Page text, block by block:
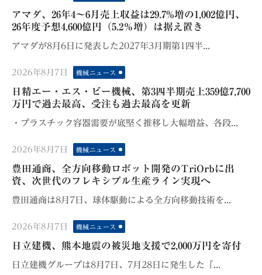
アマダ、26年4〜6月売上収益は29.7%増の1,002億円、
26年度予想4,600億円（5.2％増）は据え置き
アマダが8月6日に発表した2027年3月期第1四半...
Posted
on
2026年8月7日 機械ニュース
日精エー・エス・ビー機械、第3四半期売上359億7,700
万円で過去最高、受注も過去最高を更新
・プラスチック容器需要が底堅く推移し大幅増益、各段...
Posted
on
2026年8月7日 機械ニュース
豊田通商、全方向移動ロボット開発のTriOrbに出
資、次世代のフレキシブル生産ライン実現へ
豊田通商は8月7日、球体駆動による全方向移動技術を...
Posted
on
2026年8月7日 機械ニュース
日立建機、熊本地震の被災地支援で2,000万円を寄付
日立建機グループは8月7日、7月28日に発生した「...